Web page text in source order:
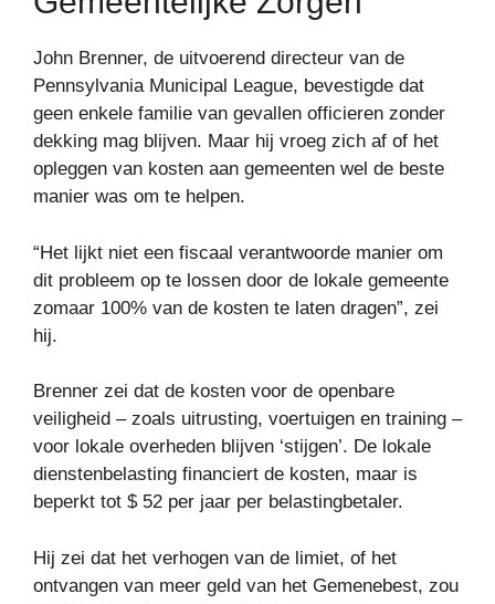
John Brenner, de uitvoerend directeur van de
Pennsylvania Municipal League, bevestigde dat
geen enkele familie van gevallen officieren zonder
dekking mag blijven. Maar hij vroeg zich af of het
opleggen van kosten aan gemeenten wel de beste
manier was om te helpen.
“Het lijkt niet een fiscaal verantwoorde manier om
dit probleem op te lossen door de lokale gemeente
zomaar 100% van de kosten te laten dragen”, zei
hij.
Brenner zei dat de kosten voor de openbare
veiligheid – zoals uitrusting, voertuigen en training –
voor lokale overheden blijven ‘stijgen’. De lokale
dienstenbelasting financiert de kosten, maar is
beperkt tot $ 52 per jaar per belastingbetaler.
Hij zei dat het verhogen van de limiet, of het
ontvangen van meer geld van het Gemenebest, zou